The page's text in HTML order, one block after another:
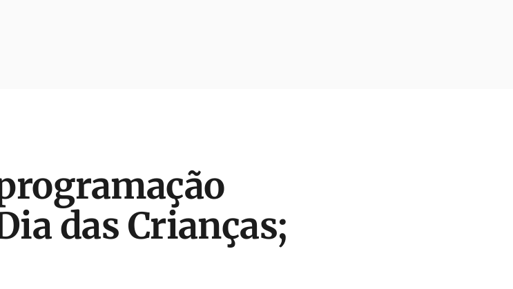
das Crianças;